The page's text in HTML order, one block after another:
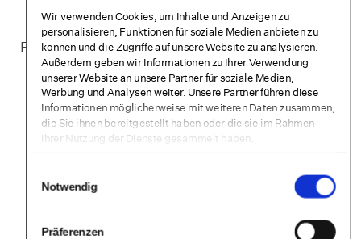
Wir verwenden Cookies, um Inhalte und Anzeigen zu
personalisieren, Funktionen für soziale Medien anbieten zu
können und die Zugriffe auf unsere Website zu analysieren.
Außerdem geben wir Informationen zu Ihrer Verwendung
unserer Website an unsere Partner für soziale Medien,
Werbung und Analysen weiter. Unsere Partner führen diese
Informationen möglicherweise mit weiteren Daten zusammen,
die Sie ihnen bereitgestellt haben oder die sie im Rahmen
Ihrer Nutzung der Dienste gesammelt haben.
Notwendig
Präferenzen
psychotherapeutisch.
E-Mail-Adresse eintragen. E-Book ins Postfach
bekommen.
Vorschau: Blick ins E-Book